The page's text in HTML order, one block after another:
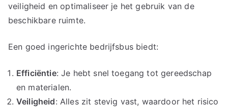
veiligheid en optimaliseer je het gebruik van de
beschikbare ruimte.
Een goed ingerichte bedrijfsbus biedt:
Efficiëntie: Je hebt snel toegang tot gereedschap
en materialen.
Veiligheid: Alles zit stevig vast, waardoor het risico